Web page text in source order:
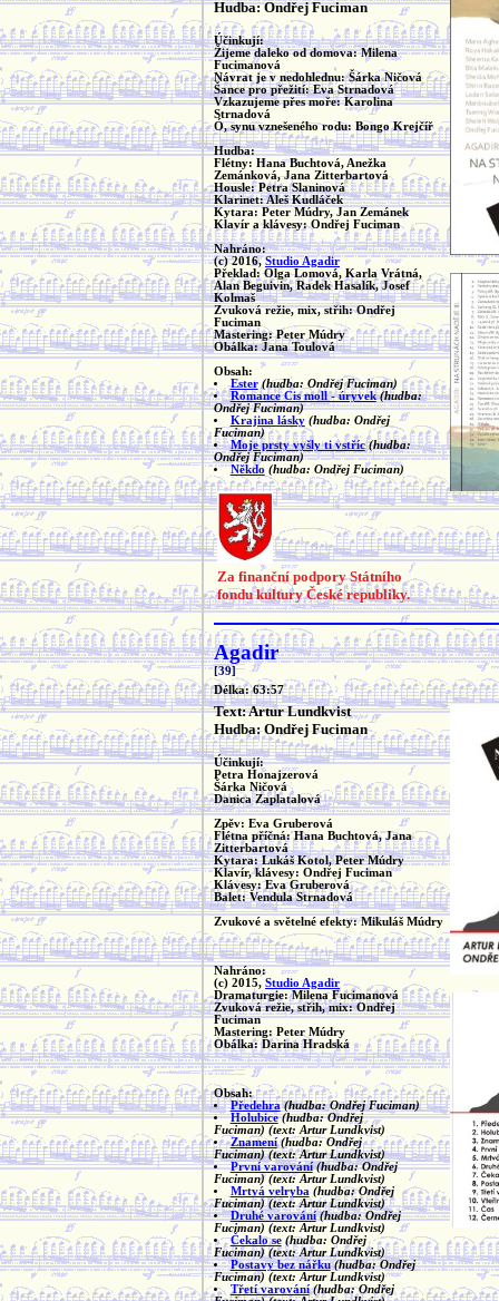
Hudba: Ondřej Fuciman
Účinkují:
Žijeme daleko od domova: Milena
Fucimanová
Návrat je v nedohlednu: Šárka Ničová
Šance pro přežití: Eva Strnadová
Vzkazujeme přes moře: Karolina
Strnadová
Ó, synu vznešeného rodu: Bongo Krejčíř
Hudba:
Flétny: Hana Buchtová, Anežka
Zemánková, Jana Zitterbartová
Housle: Petra Slaninová
Klarinet: Aleš Kudláček
Kytara: Peter Múdry, Jan Zemánek
Klavír a klávesy: Ondřej Fuciman
Nahráno:
(c) 2016,Studio Agadir
Překlad: Olga Lomová, Karla Vrátná,
Alan Beguivin, Radek Hasalík, Josef
Kolmaš
Zvuková režie, mix, střih: Ondřej
Fuciman
Mastering: Peter Múdry
Obálka: Jana Toulová
Obsah:
Ester (hudba: Ondřej Fuciman)
Romance Cis moll - úryvek (hudba:
Ondřej Fuciman)
Krajina lásky (hudba: Ondřej
Fuciman)
Moje prsty vyšly ti vstříc (hudba:
Ondřej Fuciman)
Někdo (hudba: Ondřej Fuciman)
Za finanční podpory Státního
fondu kultury České republiky.
Agadir
[39]
Délka: 63:57
Text: Artur Lundkvist
Hudba: Ondřej Fuciman
Účinkují:
Petra Honajzerová
Šárka Ničová
Danica Zaplatalová
Zpěv: Eva Gruberová
Flétna příčná: Hana Buchtová, Jana
Zitterbartová
Kytara: Lukáš Kotol, Peter Múdry
Klavír, klávesy: Ondřej Fuciman
Klávesy: Eva Gruberová
Balet: Vendula Strnadová
Zvukové a světelné efekty: Mikuláš Múdry
Nahráno:
(c) 2015, Studio Agadir
Dramaturgie: Milena Fucimanová
Zvuková režie, střih, mix: Ondřej
Fuciman
Mastering: Peter Múdry
Obálka: Darina Hradská
Obsah:
Předehra (hudba: Ondřej Fuciman)
Holubice (hudba: Ondřej
Fuciman) (text: Artur Lundkvist)
Znamení (hudba: Ondřej
Fuciman) (text: Artur Lundkvist)
První varování (hudba: Ondřej
Fuciman) (text: Artur Lundkvist)
Mrtvá velryba (hudba: Ondřej
Fuciman) (text: Artur Lundkvist)
Druhé varování (hudba: Ondřej
Fuciman) (text: Artur Lundkvist)
Čekalo se (hudba: Ondřej
Fuciman) (text: Artur Lundkvist)
Postavy bez nářku (hudba: Ondřej
Fuciman) (text: Artur Lundkvist)
Třetí varování (hudba: Ondřej